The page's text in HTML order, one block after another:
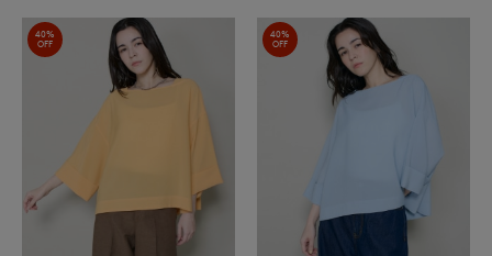
40%
OFF
40%
OFF